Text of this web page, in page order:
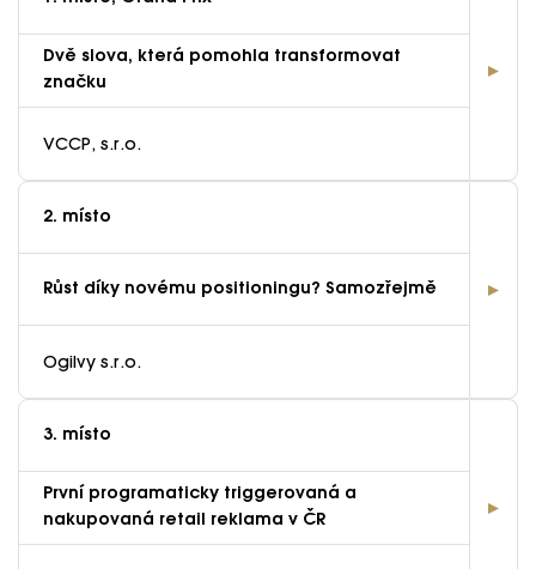
Dvě slova, která pomohla transformovat
značku
VCCP, s.r.o.
2. místo
Růst díky novému positioningu? Samozřejmě
Ogilvy s.r.o.
3. místo
První programaticky triggerovaná a
nakupovaná retail reklama v ČR